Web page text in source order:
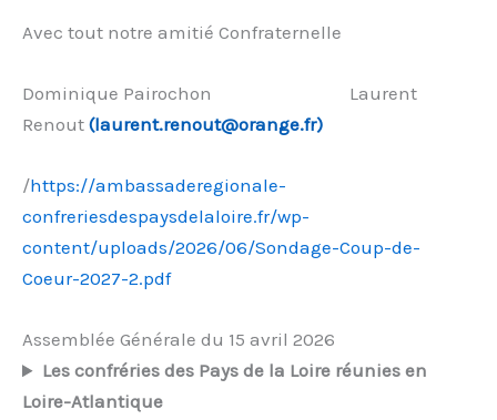
Avec tout notre amitié Confraternelle
Dominique Pairochon Laurent
Renout (laurent.renout@orange.fr)
/https://ambassaderegionale-
confreriesdespaysdelaloire.fr/wp-
content/uploads/2026/06/Sondage-Coup-de-
Coeur-2027-2.pdf
Assemblée Générale du 15 avril 2026
Les confréries des Pays de la Loire réunies en
Loire-Atlantique